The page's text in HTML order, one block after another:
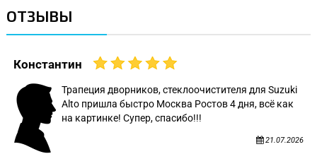
ОТЗЫВЫ
Константин
Трапеция дворников, стеклоочистителя для Suzuki
Alto пришла быстро Москва Ростов 4 дня, всё как
на картинке! Супер, спасибо!!!
21.07.2026